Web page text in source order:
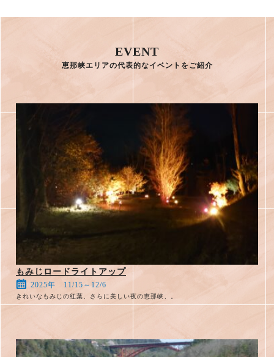
EVENT
恵那峡エリアの代表的なイベントをご紹介
もみじロードライトアップ
2025年 11/15～12/6
きれいなもみじの紅葉、さらに美しい夜の恵那峡、。